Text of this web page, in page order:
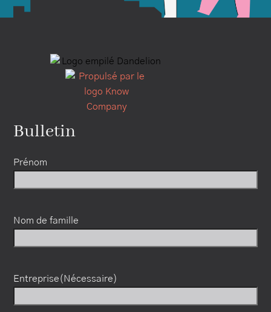
Bulletin
Prénom
Nom de famille
Entreprise(Nécessaire)